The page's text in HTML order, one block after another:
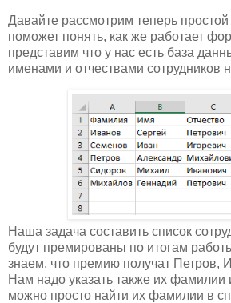
Давайте рассмотрим теперь
поможет понять, как же работает
представим что у нас есть база
именами и отчествами сотрудников
Наша задача составить список
будут премированы по итогам
знаем, что премию получат Петров,
Нам надо указать также их фамилии
можно просто найти их фамилии в